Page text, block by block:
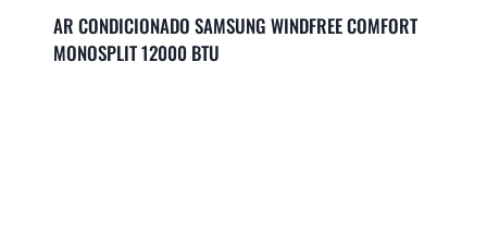
AR CONDICIONADO SAMSUNG WINDFREE COMFORT
MONOSPLIT 12000 BTU